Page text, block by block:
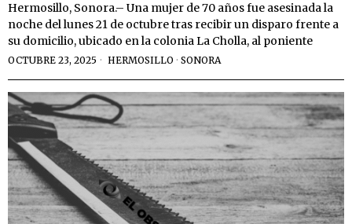
Hermosillo, Sonora.– Una mujer de 70 años fue asesinada la
noche del lunes 21 de octubre tras recibir un disparo frente a
su domicilio, ubicado en la colonia La Cholla, al poniente
OCTUBRE 23, 2025 HERMOSILLO · SONORA